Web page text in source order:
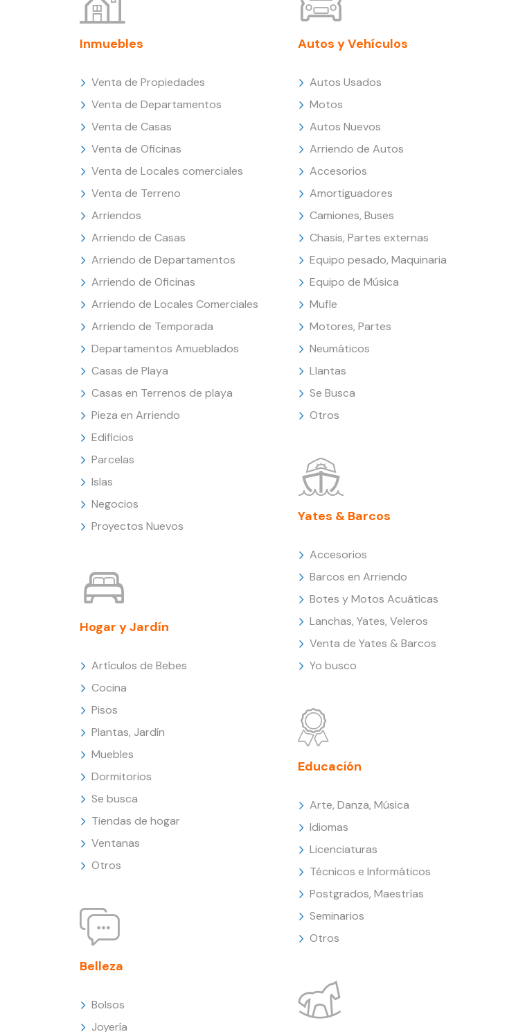
Inmuebles
Venta de Propiedades
Venta de Departamentos
Venta de Casas
Venta de Oficinas
Venta de Locales comerciales
Venta de Terreno
Arriendos
Arriendo de Casas
Arriendo de Departamentos
Arriendo de Oficinas
Arriendo de Locales Comerciales
Arriendo de Temporada
Departamentos Amueblados
Casas de Playa
Casas en Terrenos de playa
Pieza en Arriendo
Edificios
Parcelas
Islas
Negocios
Proyectos Nuevos
Hogar y Jardín
Artículos de Bebes
Cocina
Pisos
Plantas, Jardín
Muebles
Dormitorios
Se busca
Tiendas de hogar
Ventanas
Otros
Belleza
Bolsos
Joyería
Autos y Vehículos
Autos Usados
Motos
Autos Nuevos
Arriendo de Autos
Accesorios
Amortiguadores
Camiones, Buses
Chasis, Partes externas
Equipo pesado, Maquinaria
Equipo de Música
Mufle
Motores, Partes
Neumáticos
Llantas
Se Busca
Otros
Yates & Barcos
Accesorios
Barcos en Arriendo
Botes y Motos Acuáticas
Lanchas, Yates, Veleros
Venta de Yates & Barcos
Yo busco
Educación
Arte, Danza, Música
Idiomas
Licenciaturas
Técnicos e Informáticos
Postgrados, Maestrías
Seminarios
Otros